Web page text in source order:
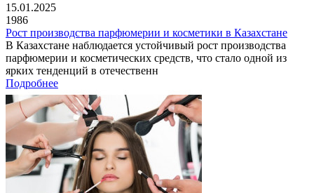
15.01.2025
1986
Рост производства парфюмерии и косметики в Казахстане
В Казахстане наблюдается устойчивый рост производства
парфюмерии и косметических средств, что стало одной из
ярких тенденций в отечественн
Подробнее